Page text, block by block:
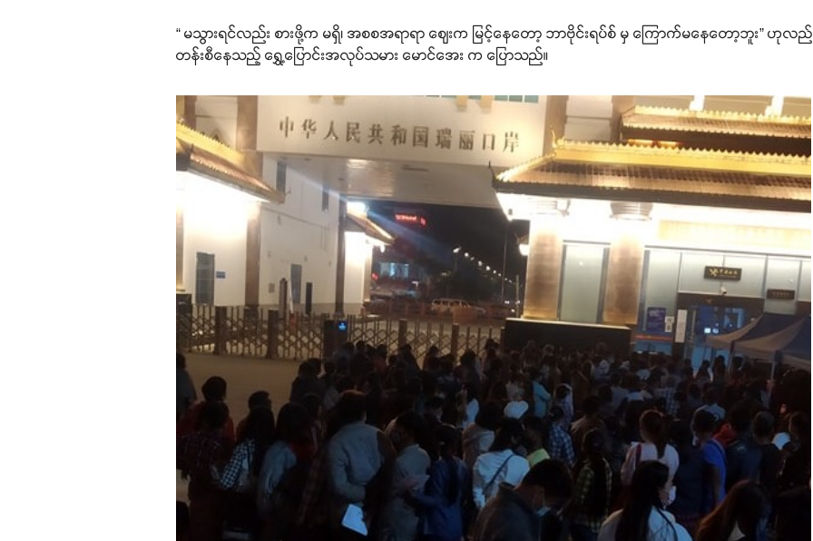
“ မသွားရင်လည်း စားဖို့က မရှိ၊ အစစအရာရာ ဈေးက မြင့်နေတော့ ဘာဗိုင်းရပ်စ် မှ ကြောက်မနေတော့ဘူး”
တန်းစီနေသည့် ရွှေ့ပြောင်းအလုပ်သမား မောင်အေး က ပြောသည်။